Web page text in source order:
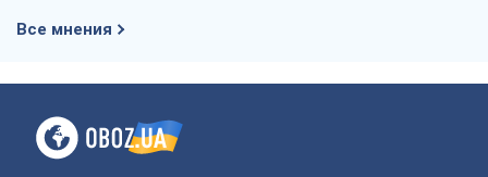
Все мнения